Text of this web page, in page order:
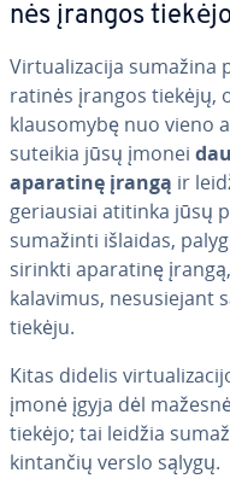
nės įrangos tiekėjo
Vir­tu­ali­za­ci­ja
ra­ti­nės įrangos tiekėjų,
klau­so­my­bę nuo vieno
suteikia jūsų įmonei
aparatinę įrangą ir
ge­riau­siai atitinka jūsų
sumažinti išlaidas,
si­rink­ti aparatinę
ka­la­vi­mus, ne­su­sie­jant
tiekėju.
Kitas didelis
įmonė įgyja dėl
tiekėjo; tai leidžia
kintančių verslo sąlygų.